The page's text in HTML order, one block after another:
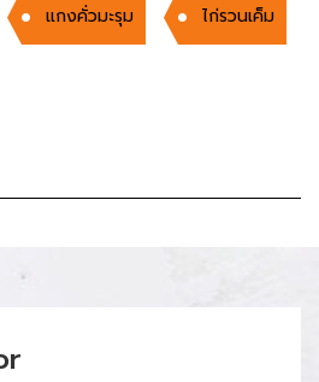
แกงคั่วมะรุม ไก่รวนเค็ม